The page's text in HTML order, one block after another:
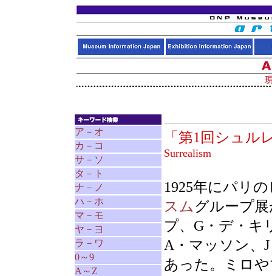
ア－オ
カ－コ
サ－ソ
タ－ト
ナ－ノ
ハ－ホ
マ－モ
ヤ－ヨ
ラ－ワ
0～9
A～Z
「第1回シュ
Surrealism
1925年にパリ
スムグループ
プ、G・デ・キ
A・マッソン、
あった。ミロ